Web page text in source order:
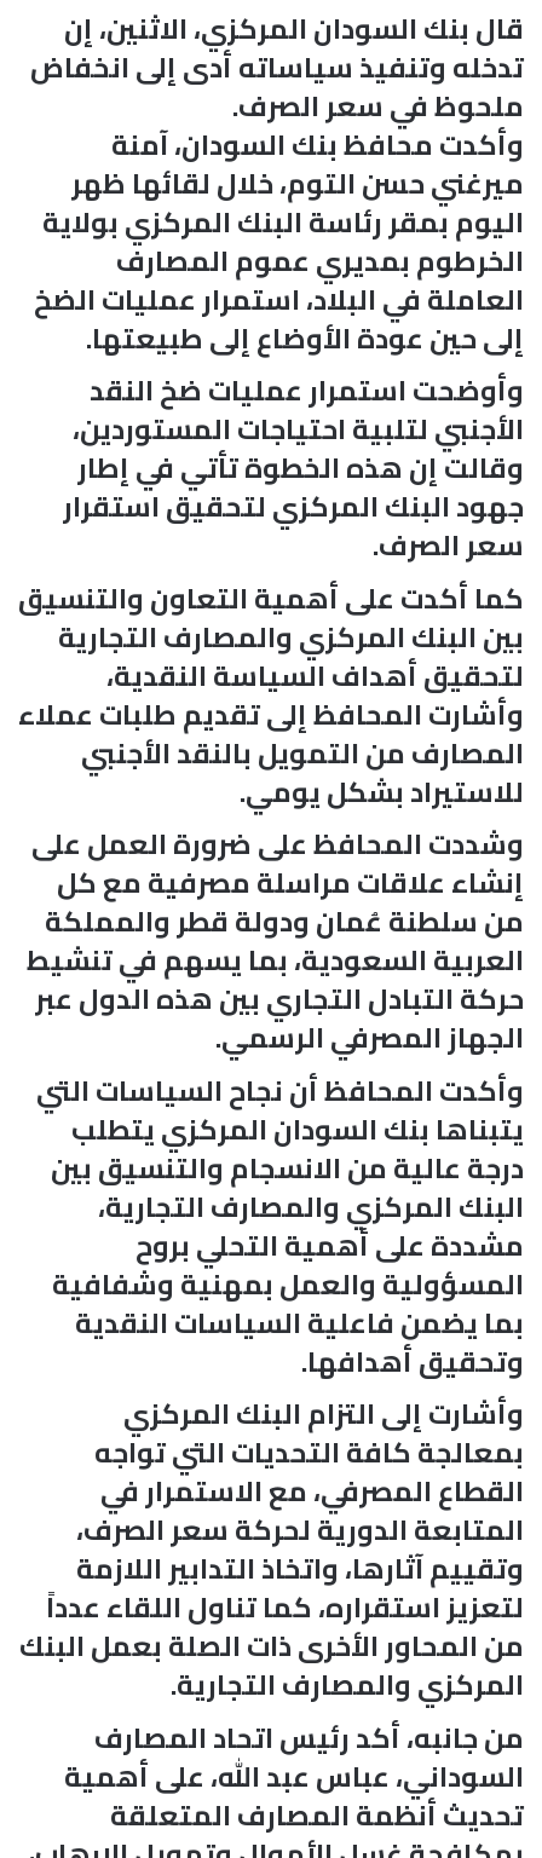
قال بنك السودان المركزي، الاثنين، إن
تدخله وتنفيذ سياساته أدى إلى انخفاض
ملحوظ في سعر الصرف.
وأكدت محافظ بنك السودان، آمنة
ميرغني حسن التوم، خلال لقائها ظهر
اليوم بمقر رئاسة البنك المركزي بولاية
الخرطوم بمديري عموم المصارف
العاملة في البلاد، استمرار عمليات الضخ
إلى حين عودة الأوضاع إلى طبيعتها.
وأوضحت استمرار عمليات ضخ النقد
الأجنبي لتلبية احتياجات المستوردين،
وقالت إن هذه الخطوة تأتي في إطار
جهود البنك المركزي لتحقيق استقرار
سعر الصرف.
كما أكدت على أهمية التعاون والتنسيق
بين البنك المركزي والمصارف التجارية
لتحقيق أهداف السياسة النقدية،
وأشارت المحافظ إلى تقديم طلبات عملاء
المصارف من التمويل بالنقد الأجنبي
للاستيراد بشكل يومي.
وشددت المحافظ على ضرورة العمل على
إنشاء علاقات مراسلة مصرفية مع كل
من سلطنة عُمان ودولة قطر والمملكة
العربية السعودية، بما يسهم في تنشيط
حركة التبادل التجاري بين هذه الدول عبر
الجهاز المصرفي الرسمي.
وأكدت المحافظ أن نجاح السياسات التي
يتبناها بنك السودان المركزي يتطلب
درجة عالية من الانسجام والتنسيق بين
البنك المركزي والمصارف التجارية،
مشددة على أهمية التحلي بروح
المسؤولية والعمل بمهنية وشفافية
بما يضمن فاعلية السياسات النقدية
وتحقيق أهدافها.
وأشارت إلى التزام البنك المركزي
بمعالجة كافة التحديات التي تواجه
القطاع المصرفي، مع الاستمرار في
المتابعة الدورية لحركة سعر الصرف،
وتقييم آثارها، واتخاذ التدابير اللازمة
لتعزيز استقراره، كما تناول اللقاء عدداً
من المحاور الأخرى ذات الصلة بعمل البنك
المركزي والمصارف التجارية.
من جانبه، أكد رئيس اتحاد المصارف
السوداني، عباس عبد الله، على أهمية
تحديث أنظمة المصارف المتعلقة